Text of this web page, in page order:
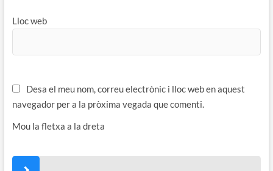
Lloc web
Desa el meu nom, correu electrònic i lloc web en aquest
navegador per a la pròxima vegada que comenti.
Mou la fletxa a la dreta